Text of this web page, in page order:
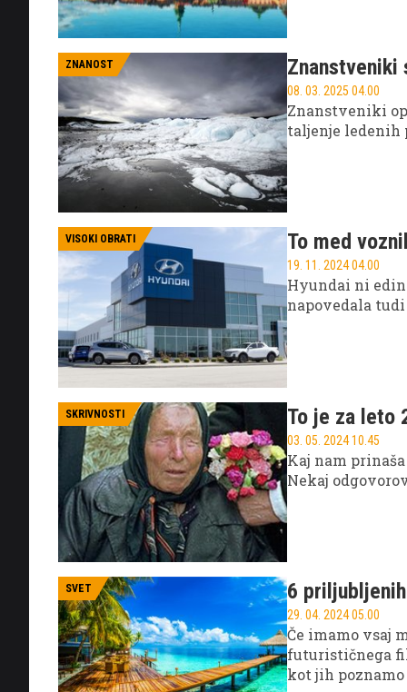
ZNANOST Znanstveniki
08. 03. 2025 04.00
Znanstveniki
taljenje ledenih
VISOKI OBRATI To med
19. 11. 2024 04.00
Hyundai ni
napovedala
SKRIVNOSTI To je za leto
03. 05. 2024 10.45
Kaj nam
Nekaj
SVET 6
29. 04. 2024 05.00
Če imamo vsaj
futurističnega
kot jih poznamo